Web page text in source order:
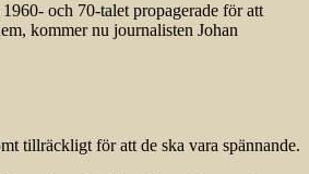
och 70-talet propagerade för att
kommer nu journalisten Johan
tillräckligt för att de ska vara spännande.